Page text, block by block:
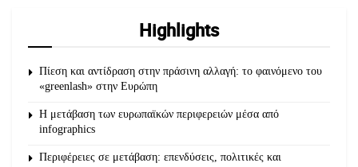
Highlights
Πίεση και αντίδραση στην πράσινη αλλαγή: το φαινόμενο του
«greenlash» στην Ευρώπη
Η μετάβαση των ευρωπαϊκών περιφερειών μέσα από
infographics
Περιφέρειες σε μετάβαση: επενδύσεις, πολιτικές και